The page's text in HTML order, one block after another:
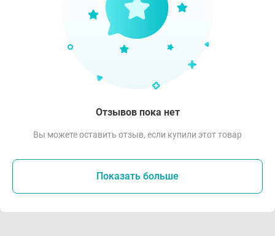
Отзывов пока нет
Вы можете оставить отзыв, если купили этот товар
Показать больше